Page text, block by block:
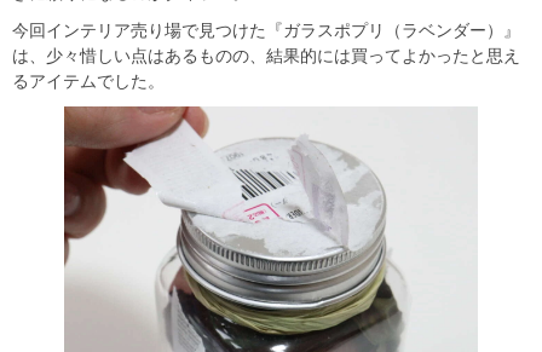
今回インテリア売り場で見つけた『ガラスポプリ（ラベンダー）』
は、少々惜しい点はあるものの、結果的には買ってよかったと思え
るアイテムでした。